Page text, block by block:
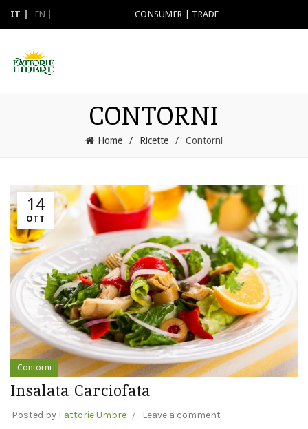
IT EN CONSUMER TRADE
CONTORNI
Home Ricette Contorni
14
OTT
Contorni
Insalata Carciofata
Posted by Fattorie Umbre Leave a comment